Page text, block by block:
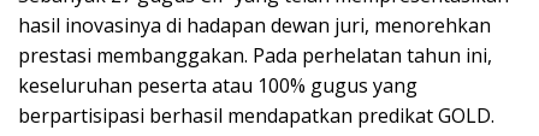
hasil inovasinya di hadapan dewan juri, menorehkan
prestasi membanggakan. Pada perhelatan tahun ini,
keseluruhan peserta atau 100% gugus yang
berpartisipasi berhasil mendapatkan predikat GOLD.